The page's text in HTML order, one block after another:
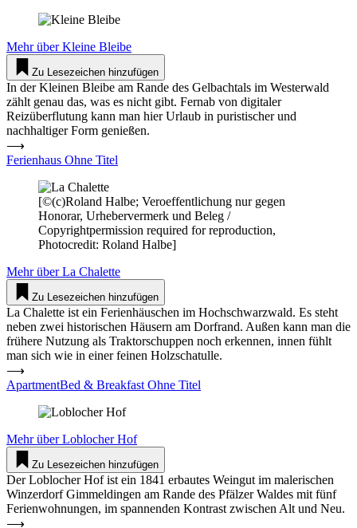
Mehr überKleine Bleibe
Zu Lesezeichen hinzufügen
In der Kleinen Bleibe am Rande des Gelbachtals im Westerwald
zählt genau das, was es nicht gibt. Fernab von digitaler
Reizüberflutung kann man hier Urlaub in puristischer und
nachhaltiger Form genießen.
⟶
Ferienhaus Ohne Titel
[©(c)Roland Halbe; Veroeffentlichung nur gegen
Honorar, Urhebervermerk und Beleg /
Copyrightpermission required for reproduction,
Photocredit: Roland Halbe]
Mehr überLa Chalette
Zu Lesezeichen hinzufügen
La Chalette ist ein Ferienhäuschen im Hochschwarzwald. Es steht
neben zwei historischen Häusern am Dorfrand. Außen kann man die
frühere Nutzung als Traktorschuppen noch erkennen, innen fühlt
man sich wie in einer feinen Holzschatulle.
⟶
ApartmentBed & Breakfast Ohne Titel
Mehr überLoblocher Hof
Zu Lesezeichen hinzufügen
Der Loblocher Hof ist ein 1841 erbautes Weingut im malerischen
Winzerdorf Gimmeldingen am Rande des Pfälzer Waldes mit fünf
Ferienwohnungen, im spannenden Kontrast zwischen Alt und Neu.
⟶